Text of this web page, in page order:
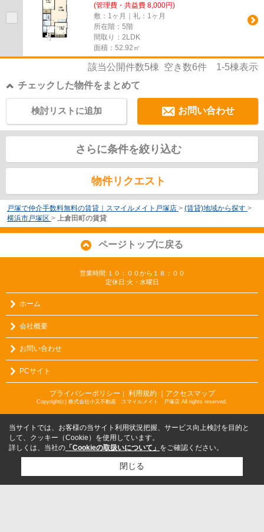
(管理費・共益費 8,000円)
敷：1ヶ月｜礼：1ヶ月
所在階：5階
間取り：2LDK
面積：52.92㎡
該当公開件数5棟 空き数6件 1-5棟表示
チェックした物件をまとめて
お問い合わせ
検討リストに追加
さらに条件を絞り込む
物件リクエスト
戸塚で仲介手数料無料の賃貸｜スマイルメイト戸塚店 > (賃貸)地域から探す >
横浜市戸塚区 > 上倉田町の賃貸
ページトップに戻る
営業時間:１０：００から１８：００
定休日:火・水曜日
ホーム
会社概要
お問い合わせ
PCサイト
プライバシーポリシー ｜ 利用規約 ｜アクセスマップ
Copyright(c) 株式会社小又不動産 スマイルメイト 戸塚店 All rights reserved.
当サイトでは、お客様の当サイト利用状況把握、サービス向上検討を目的と
して、クッキー（Cookie）を使用しています。
詳しくは、当社の 「Cookieの取扱いについて」 をご確認ください。
閉じる